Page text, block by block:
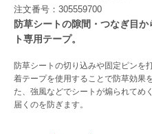
注文番号：305559700
防草シートの隙間・つなぎ目
ト専用テープ。
防草シートの切り込みや固定ピンを
着テープを使用することで防草効果
た、強風などでシートが煽られてめ
届くのを防ぎます。